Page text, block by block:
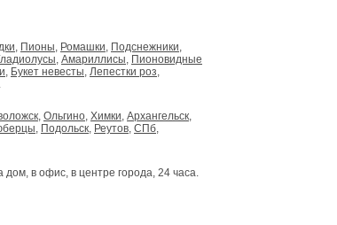
, Пионы, Ромашки, Подснежники,
, Амариллисы, Пионовидные
, Букет невесты, Лепестки роз,
.
, Ольгино, Химки, Архангельск,
, Подольск, Реутов, СПб,
дом, в офис, в центре города, 24 часа.